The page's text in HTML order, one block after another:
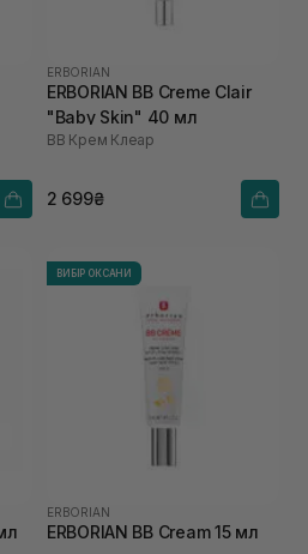
ERBORIAN
ERBORIAN BB Creme Clair
"Baby Skin" 40 мл
ВВ Крем Клеар
2 699₴
ВИБІР ОКСАНИ
ERBORIAN
ERBORIAN BB Cream 15 мл